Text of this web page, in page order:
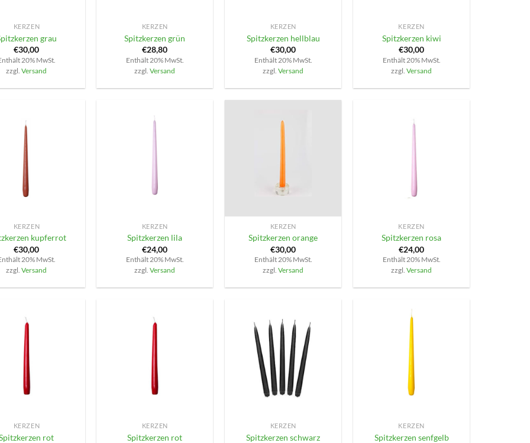
KERZEN
grau
€30,00
20% MwSt.
zzgl.Versand
KERZEN
Spitzkerzen grün
€28,80
Enthält 20% MwSt.
zzgl.Versand
KERZEN
Spitzkerzen hellblau
€30,00
Enthält 20% MwSt.
zzgl.Versand
KERZEN
Spitzkerzen kiwi
€30,00
Enthält 20% MwSt.
zzgl.Versand
KERZEN
kupferrot
€30,00
20% MwSt.
zzgl.Versand
KERZEN
Spitzkerzen lila
€24,00
Enthält 20% MwSt.
zzgl.Versand
KERZEN
Spitzkerzen orange
€30,00
Enthält 20% MwSt.
zzgl.Versand
KERZEN
Spitzkerzen rosa
€24,00
Enthält 20% MwSt.
zzgl.Versand
KERZEN
rot
KERZEN
Spitzkerzen rot
KERZEN
Spitzkerzen schwarz
KERZEN
Spitzkerzen senfgelb